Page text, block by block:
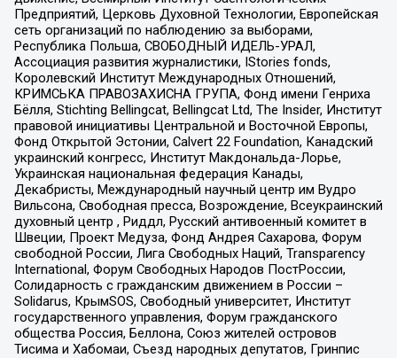
Предприятий, Церковь Духовной Технологии, Европейская
сеть организаций по наблюдению за выборами,
Республика Польша, СВОБОДНЫЙ ИДЕЛЬ-УРАЛ,
Ассоциация развития журналистики, IStories fonds,
Королевский Институт Международных Отношений,
КРИМСЬКА ПРАВОЗАХИСНА ГРУПА, Фонд имени Генриха
Бёлля, Stichting Bellingcat, Bellingcat Ltd, The Insider, Институт
правовой инициативы Центральной и Восточной Европы,
Фонд Открытой Эстонии, Calvert 22 Foundation, Канадский
украинский конгресс, Институт Макдональда-Лорье,
Украинская национальная федерация Канады,
Декабристы, Международный научный центр им Вудро
Вильсона, Свободная пресса, Возрождение, Всеукраинский
духовный центр , Риддл, Русский антивоенный комитет в
Швеции, Проект Медуза, Фонд Андрея Сахарова, Форум
свободной России, Лига Свободных Наций, Transparеncy
International, Форум Свободных Народов ПостРоссии,
Солидарность с гражданским движением в России –
Solidarus, КрымSOS, Свободный университет, Институт
государственного управления, Форум гражданского
общества Россия, Беллона, Союз жителей островов
Тисима и Хабомаи, Съезд народных депутатов, Гринпис